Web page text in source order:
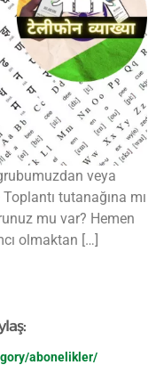
veya
tutanağına mı
mu var? Hemen
olmaktan […]
abonelikler/